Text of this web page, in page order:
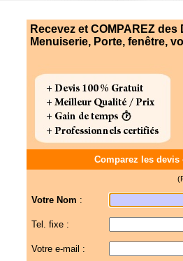
Recevez et COMPAREZ
Menuiserie, Porte, fenêtre,
Comparez les devis
Votre Nom :
Tel. fixe :
Votre e-mail :